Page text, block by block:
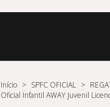
Início > SPFC OFICIAL >
Oficial Infantil AWAY Juvenil